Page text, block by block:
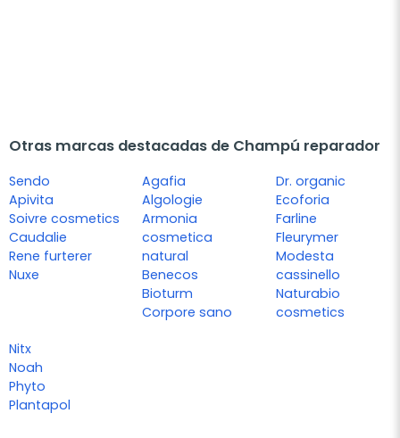
Otras marcas destacadas de Champú reparador
Sendo
Apivita
Soivre cosmetics
Caudalie
Rene furterer
Nuxe
Agafia
Algologie
Armonia
cosmetica
natural
Benecos
Bioturm
Corpore sano
Dr. organic
Ecoforia
Farline
Fleurymer
Modesta
cassinello
Naturabio
cosmetics
Nitx
Noah
Phyto
Plantapol